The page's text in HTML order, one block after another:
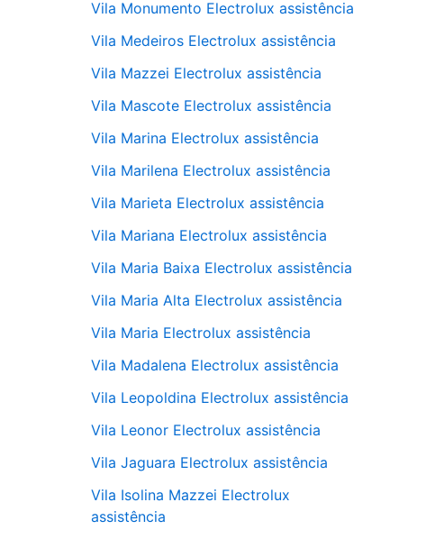
Vila Monumento Electrolux assistência
Vila Medeiros Electrolux assistência
Vila Mazzei Electrolux assistência
Vila Mascote Electrolux assistência
Vila Marina Electrolux assistência
Vila Marilena Electrolux assistência
Vila Marieta Electrolux assistência
Vila Mariana Electrolux assistência
Vila Maria Baixa Electrolux assistência
Vila Maria Alta Electrolux assistência
Vila Maria Electrolux assistência
Vila Madalena Electrolux assistência
Vila Leopoldina Electrolux assistência
Vila Leonor Electrolux assistência
Vila Jaguara Electrolux assistência
Vila Isolina Mazzei Electrolux
assistência